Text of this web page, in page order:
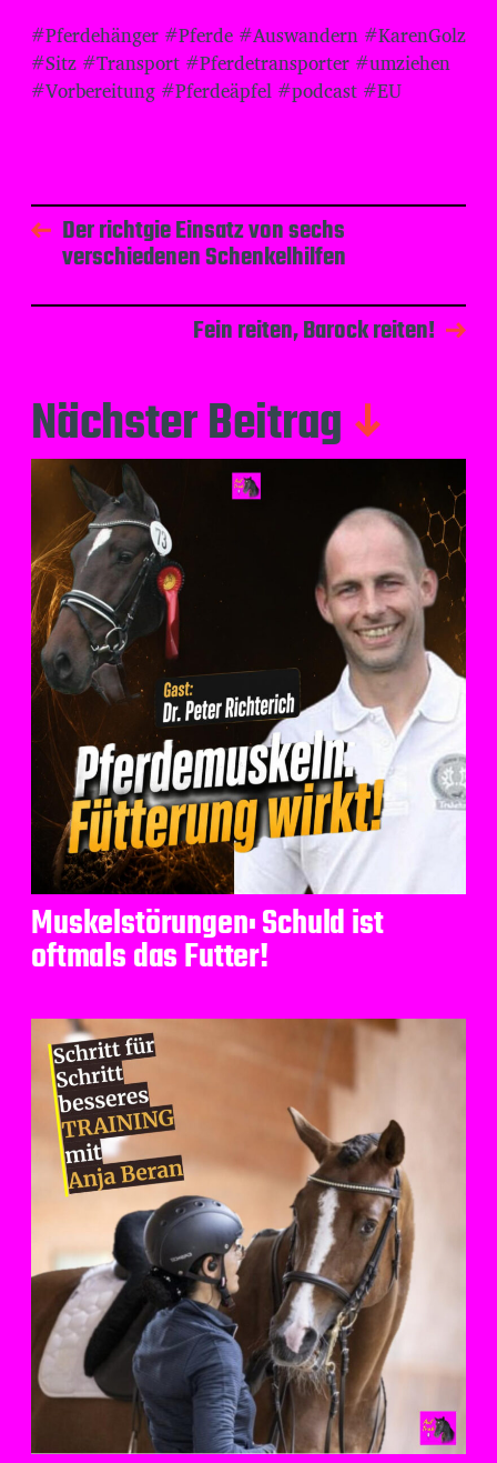
#Pferdehänger #Pferde #Auswandern #KarenGolz
#Sitz #Transport #Pferdetransporter #umziehen
#Vorbereitung #Pferdeäpfel #podcast #EU
Der richtgie Einsatz von sechs
verschiedenen Schenkelhilfen
Fein reiten, Barock reiten!
Nächster Beitrag
Muskelstörungen: Schuld ist
oftmals das Futter!